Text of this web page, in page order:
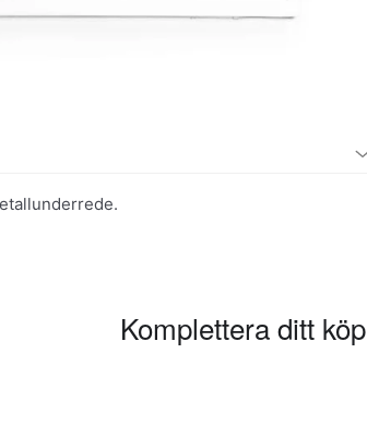
Komplettera ditt köp